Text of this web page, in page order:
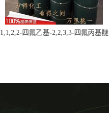
1,1,2,2-四氟乙基-2,2,3,3-四氟丙基醚